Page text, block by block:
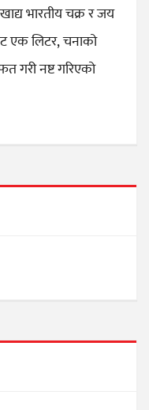
भारतीय चक्र र जय
एक लिटर, चनाको
नष्ट गरिएको